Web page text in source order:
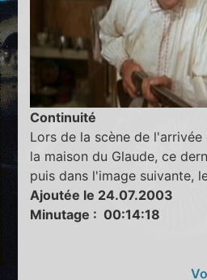
Continuité
Lors de la scène de l'arrivée
la maison du Glaude, ce
puis dans l'image suivante,
Ajoutée le 24.07.2003
Minutage : 00:14:18